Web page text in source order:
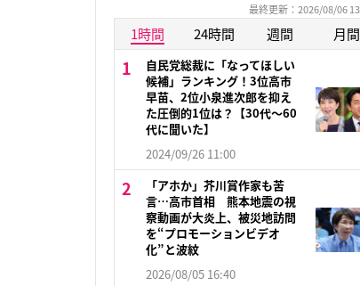
最終更新：2026/08/06
1時間 24時間 週間 月間
自民党総裁に「なってほしい
候補」ランキング！3位高市
早苗、2位小泉進次郎を抑え
た圧倒的1位は？【30代〜60
代に聞いた】
2024/09/26 11:00
「アホか」芥川賞作家も苦
言…高市首相 熊本地震の視
察動画が大炎上、被災地訪問
を“プロモーションビデオ
化”と波紋
2026/08/05 16:40